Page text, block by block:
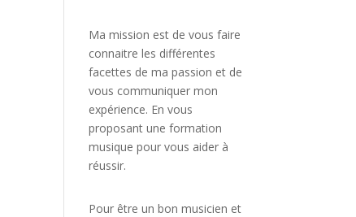
Ma mission est de vous faire
connaitre les différentes
facettes dema passion et de
vous communiquer mon
expérience. En vous
proposant une formation
musique pour vous aider à
réussir.
Pour être un bon musicien et